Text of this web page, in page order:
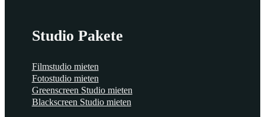
Studio Pakete
Filmstudio mieten
Fotostudio mieten
Greenscreen Studio mieten
Blackscreen Studio mieten